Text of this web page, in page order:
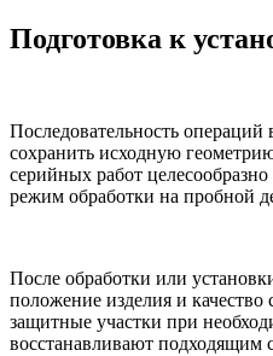
Подготовка к
Последовательность
сохранить исходную
серийных работ
режим обработки на пробной
После обработки или
положение изделия и
защитные участки при
восстанавливают подходящим